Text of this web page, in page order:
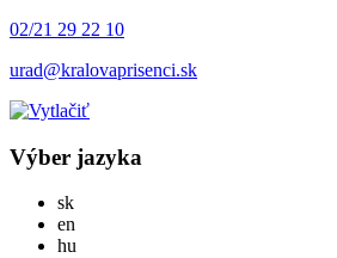
02/21 29 22 10
urad@kralovaprisenci.sk
Výber jazyka
skSlovensky
en
hu